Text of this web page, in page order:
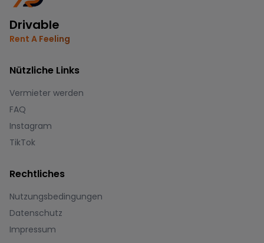
Drivable
Rent A Feeling
Nützliche Links
Vermieter werden
FAQ
Instagram
TikTok
Rechtliches
Nutzungsbedingungen
Datenschutz
Impressum